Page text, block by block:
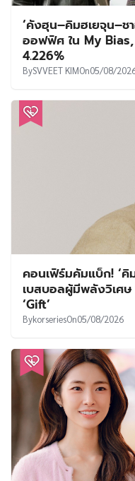
‘คังฮุน–คิมฮเยจุน–ช
ออฟฟิศ ใน My
4.226%
BySVVEET KIMOn05/08/
คอนเฟิร์มคัมแบ็ก! ‘คิ
เบสบอลผู้มีพลังวิเศษ
‘Gift’
BykorseriesOn05/08/2026